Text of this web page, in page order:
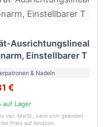
Ausrichtungslineal
Einstellbarer T
& Nadeln
€
auf Lager
inkl. MwSt., kann sich geändert
Preis auf Amazon.